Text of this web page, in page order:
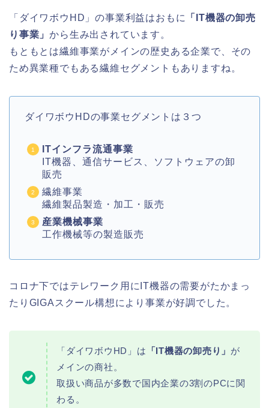
「ダイワボウHD」の事業利益はおもに
「IT機器の卸売
り事業」から生み出されています。
もともとは繊維事業がメインの歴史ある企業で、その
ため異業種でもある繊維セグメントもありますね。
ダイワボウHDの事業セグメントは３つ
ITインフラ流通事業
IT機器、通信サービス、ソフトウェアの卸
販売
繊維事業
繊維製品製造・加工・販売
産業機械事業
工作機械等の製造販売
コロナ下ではテレワーク用にIT機器の需要がたかまっ
たりGIGAスクール構想により事業が好調でした。
「ダイワボウHD」は 「IT機器の卸売り」 が
メインの商社。
取扱い商品が多数で国内企業の3割のPCに関
わる。